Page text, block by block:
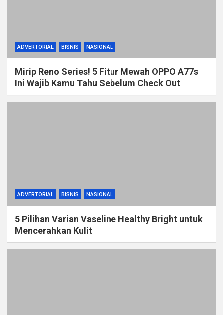
ADVERTORIAL BISNIS NASIONAL
Mirip Reno Series! 5 Fitur Mewah OPPO A77s
Ini Wajib Kamu Tahu Sebelum Check Out
ADVERTORIAL BISNIS NASIONAL
5 Pilihan Varian Vaseline Healthy Bright untuk
Mencerahkan Kulit